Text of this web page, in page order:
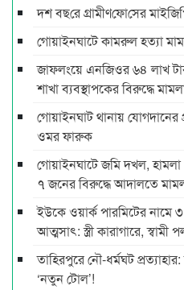
দশ বছ‌রে গ্রামীণ‌ফো‌সের
গোয়াইনঘাটে কামরুল হত্যা
জাফলংয়ে এনজিওর ৬৪ লাখ
শাখা ব্যবস্থাপকের বিরুদ্ধে
গোয়াইনঘাট থানায় যোগদানের
ওমর ফারুক
গোয়াইনঘাটে জমি দখল,
৭ জনের বিরুদ্ধে আদালতে
ইউকে ওয়ার্ক পারমিটের নামে
আত্মসাৎ: স্ত্রী কারাগারে, স্বামী
তাহিরপুরে নৌ-ধর্মঘট
‘নতুন টোল’!